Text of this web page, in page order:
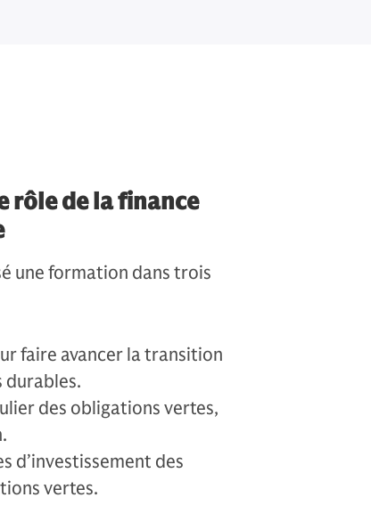
rôle de la finance
une formation dans trois
faire avancer la transition
durables.
des obligations vertes,
d’investissement des
vertes.